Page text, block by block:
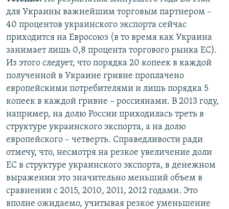
для Украины важнейшим торговым партнером –
40 процентов украинского экспорта сейчас
приходится на Евросоюз (в то время как Украина
занимает лишь 0,8 процента торгового рынка ЕС).
Из этого следует, что порядка 20 копеек в каждой
полученной в Украине гривне проплачено
европейскими потребителями и лишь порядка 5
копеек в каждой гривне – россиянами. В 2013 году,
например, на долю России приходилась треть в
структуре украинского экспорта, а на долю
европейского – четверть. Справедливости ради
отмечу, что, несмотря на резкое увеличение доли
ЕС в структуре украинского экспорта, в денежном
выражении это значительно меньший объем в
сравнении с 2015, 2010, 2011, 2012 годами. Это
вполне ожидаемо, учитывая резкое уменьшение